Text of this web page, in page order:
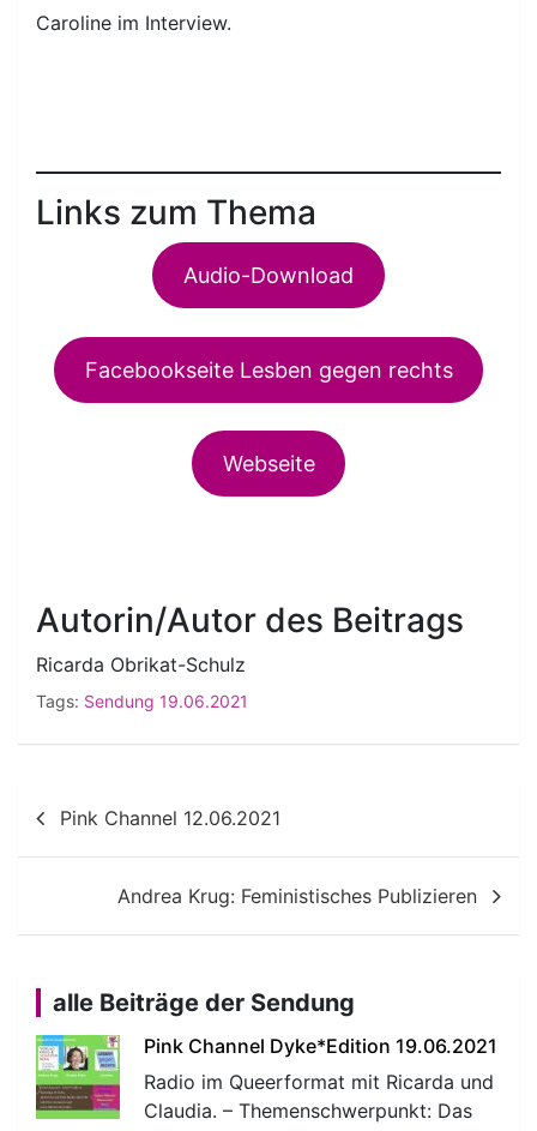
Caroline im Interview.
Links zum Thema
Audio-Download
Facebookseite Lesben gegen rechts
Webseite
Autorin/Autor des Beitrags
Ricarda Obrikat-Schulz
Tags: Sendung 19.06.2021
Beitragsnavigation
Pink Channel 12.06.2021
Andrea Krug: Feministisches Publizieren
alle Beiträge der Sendung
Pink Channel Dyke*Edition 19.06.2021
Radio im Queerformat mit Ricarda und
Claudia. – Themenschwerpunkt: Das